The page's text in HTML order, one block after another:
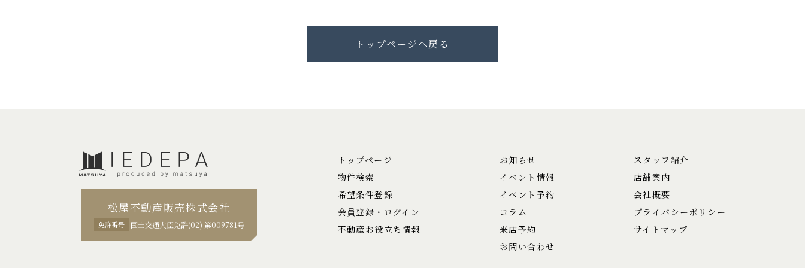
トップページへ戻る
松屋不動産販売株式会社
免許番号 国土交通大臣免許(02) 第009781号
トップページ
物件検索
希望条件登録
会員登録・ログイン
不動産お役立ち情報
お知らせ
イベント情報
イベント予約
コラム
来店予約
お問い合わせ
スタッフ紹介
店舗案内
会社概要
プライバシーポリシー
サイトマップ